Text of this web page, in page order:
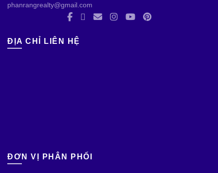
phanrangrealty@gmail.com
ĐỊA CHỈ LIÊN HỆ
ĐƠN VỊ PHÂN PHỐI